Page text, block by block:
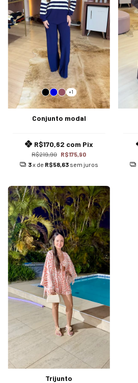
+1
Conjunto modal
R$219,90 R$175,90
R$170,62 com Pix
3x de R$58,63 sem juros
Trijunto